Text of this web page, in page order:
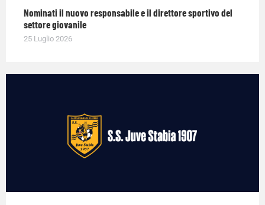
Nominati il nuovo responsabile e il direttore sportivo del
settore giovanile
25 Luglio 2026